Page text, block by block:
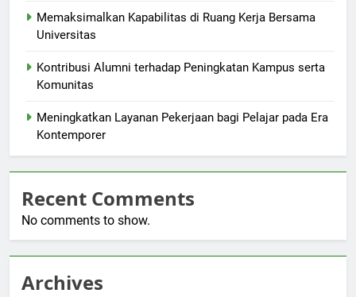
Memaksimalkan Kapabilitas di Ruang Kerja Bersama
Universitas
Kontribusi Alumni terhadap Peningkatan Kampus serta
Komunitas
Meningkatkan Layanan Pekerjaan bagi Pelajar pada Era
Kontemporer
Recent Comments
No comments to show.
Archives